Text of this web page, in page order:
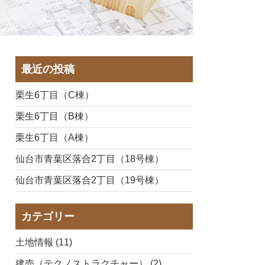
最近の投稿
栗生6丁目（C棟）
栗生6丁目（B棟）
栗生6丁目（A棟）
仙台市青葉区落合2丁目（18号棟）
仙台市青葉区落合2丁目（19号棟）
カテゴリー
土地情報 (11)